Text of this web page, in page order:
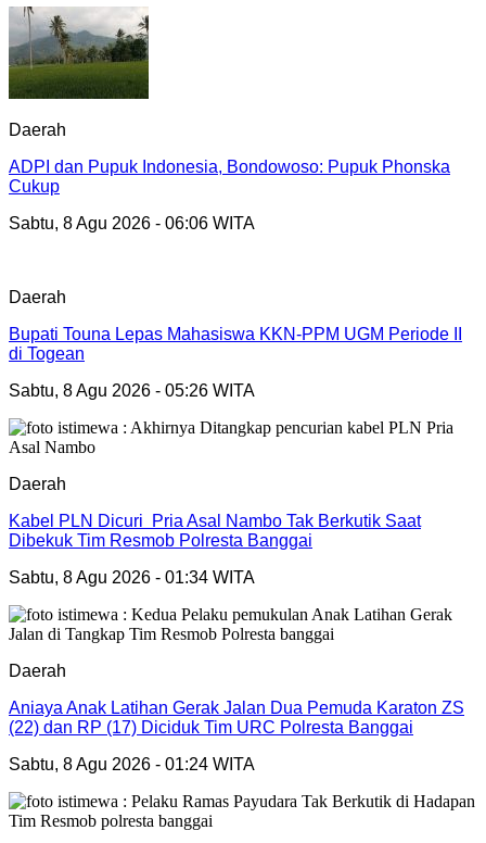
Daerah
ADPI dan Pupuk Indonesia, Bondowoso: Pupuk Phonska
Cukup
Sabtu, 8 Agu 2026 - 06:06 WITA
Daerah
Bupati Touna Lepas Mahasiswa KKN-PPM UGM Periode II
di Togean
Sabtu, 8 Agu 2026 - 05:26 WITA
Daerah
Kabel PLN Dicuri Pria Asal Nambo Tak Berkutik Saat
Dibekuk Tim Resmob Polresta Banggai
Sabtu, 8 Agu 2026 - 01:34 WITA
Daerah
Aniaya Anak Latihan Gerak Jalan Dua Pemuda Karaton ZS
(22) dan RP (17) Diciduk Tim URC Polresta Banggai
Sabtu, 8 Agu 2026 - 01:24 WITA